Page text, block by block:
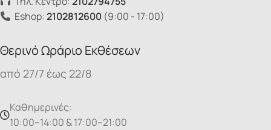
Eshop: 2102812600 (9:00 - 17:00)
Θερινό Ωράριο Εκθέσεων
από 27/7 έως 22/8
Καθημερινές:
10:00–14:00 & 17:00–21:00